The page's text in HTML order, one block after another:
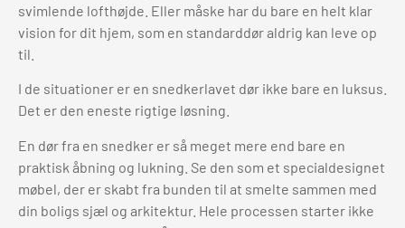
svimlende lofthøjde. Eller måske har du bare en helt klar
vision for dit hjem, som en standarddør aldrig kan leve op
til.
I de situationer er en snedkerlavet dør ikke bare en luksus.
Det er den eneste rigtige løsning.
En dør fra en snedker er så meget mere end bare en
praktisk åbning og lukning. Se den som et specialdesignet
møbel, der er skabt fra bunden til at smelte sammen med
din boligs sjæl og arkitektur. Hele processen starter ikke